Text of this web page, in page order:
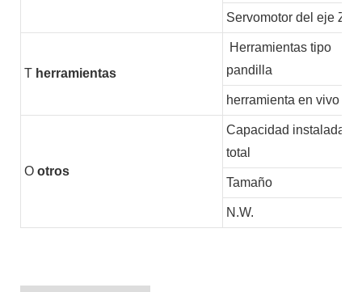
Servomotor del eje Z
T herramientas
Herramientas tipo
pandilla
herramienta en vivo
O otros
Capacidad instalada
total
Tamaño
N.W.